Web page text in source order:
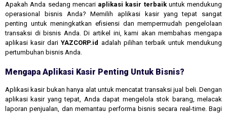
Apakah Anda sedang mencari aplikasi kasir terbaikuntuk mendukung
operasional bisnis Anda? Memilih aplikasi kasir yang tepat sangat
penting untuk meningkatkan efisiensi dan mempermudah pengelolaan
transaksi di bisnis Anda. Di artikel ini, kami akan membahas mengapa
aplikasi kasir dariYAZCORP.id adalah pilihan terbaik untuk mendukung
pertumbuhan bisnis Anda.
Mengapa Aplikasi Kasir Penting Untuk Bisnis?
Aplikasi kasir bukan hanya alat untuk mencatat transaksi jual beli. Dengan
aplikasi kasir yang tepat, Anda dapat mengelola stok barang, melacak
laporan penjualan, dan memantau performa bisnis secara real-time. Bagi